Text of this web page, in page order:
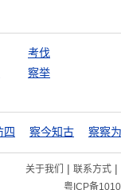
考伐
察举
四 察今知古 察察
关于我们 | 联系方式|
粤ICP备